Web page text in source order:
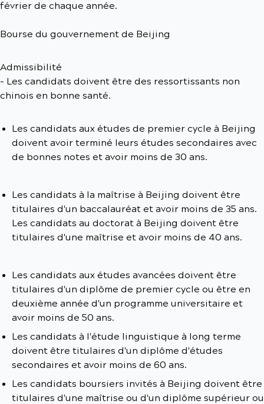
février de chaque année.
Bourse du gouvernement de Beijing
Admissibilité
- Les candidats doivent être des ressortissants non
chinois en bonne santé.
Les candidats aux études de premier cycle à Beijing
doivent avoir terminé leurs études secondaires avec
de bonnes notes et avoir moins de 30 ans.
Les candidats à la maîtrise à Beijing doivent être
titulaires d'un baccalauréat et avoir moins de 35 ans.
Les candidats au doctorat à Beijing doivent être
titulaires d'une maîtrise et avoir moins de 40 ans.
Les candidats aux études avancées doivent être
titulaires d'un diplôme de premier cycle ou être en
deuxième année d'un programme universitaire et
avoir moins de 50 ans.
Les candidats à l'étude linguistique à long terme
doivent être titulaires d'un diplôme d'études
secondaires et avoir moins de 60 ans.
Les candidats boursiers invités à Beijing doivent être
titulaires d'une maîtrise ou d'un diplôme supérieur ou